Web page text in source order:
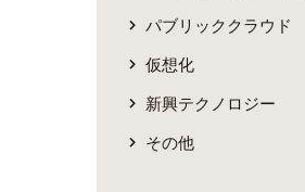
パブリッククラウド
仮想化
新興テクノロジー
その他